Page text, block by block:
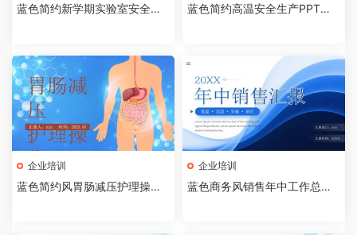
蓝色简约新学期实验室安全管
蓝色简约高温安全生产PPT模
企业培训
蓝色简约风胃肠减压护理操作P
企业培训
蓝色商务风销售年中工作总结P